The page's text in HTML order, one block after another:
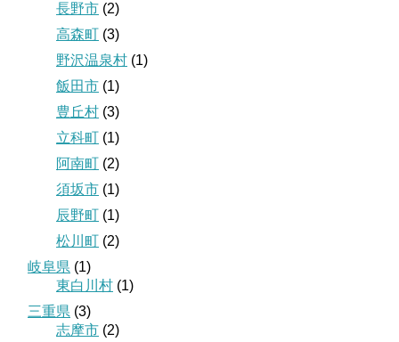
長野市 (2)
高森町
(3)
野沢温泉村 (1)
飯田市 (1)
豊丘村 (3)
立科町
(1)
阿南町
(2)
須坂市 (1)
辰野町
(1)
松川町
(2)
岐阜県 (1)
東白川村 (1)
三重県 (3)
志摩市 (2)